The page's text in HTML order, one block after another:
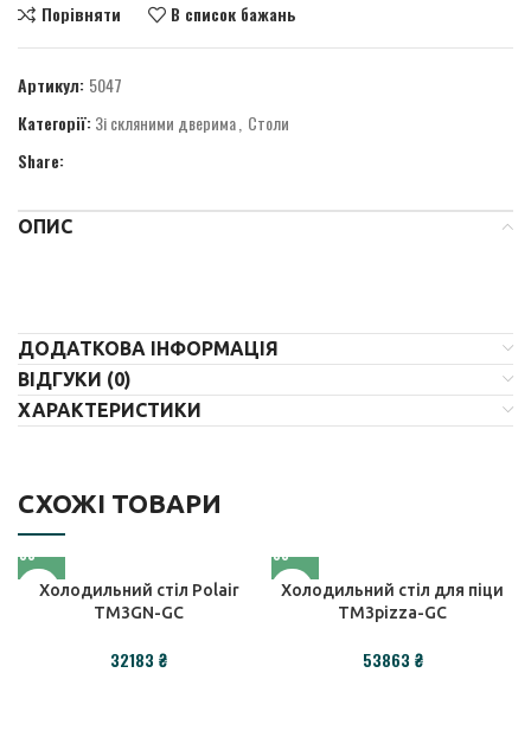
Порівняти
В список бажань
Артикул: 5047
Категорії: Зі скляними дверима Столи
Share:
ОПИС
ДОДАТКОВА ІНФОРМАЦІЯ
ВІДГУКИ (0)
ХАРАКТЕРИСТИКИ
СХОЖІ ТОВАРИ
Холодильний стіл Polair
TM3GN-GC
₴
Холодильний стіл для піци
TM3pizza-GC
₴